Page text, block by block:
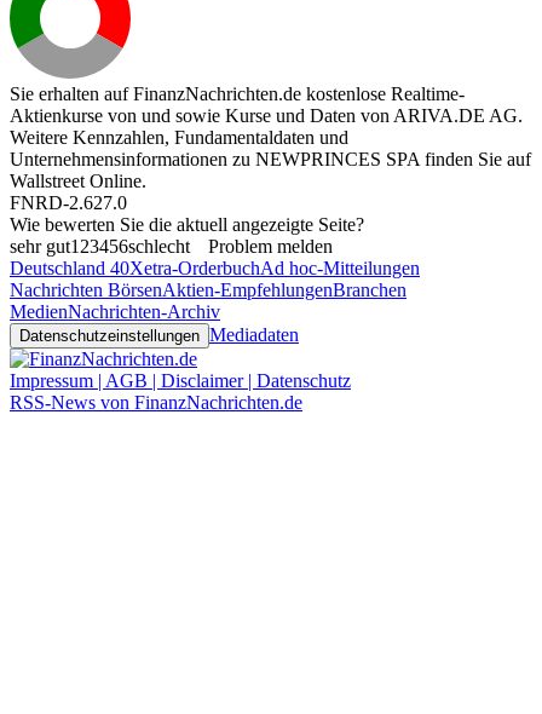
Sie erhalten auf FinanzNachrichten.de kostenlose Realtime-
Aktienkurse von und sowie Kurse und Daten von ARIVA.DE AG.
Weitere Kennzahlen, Fundamentaldaten und
Unternehmensinformationen zu NEWPRINCES SPA finden Sie auf
Wallstreet Online.
FNRD-2.627.0
Wie bewerten Sie die aktuell angezeigte Seite?
sehr gut1 23456schlecht
Problem melden
Deutschland 40Xetra-OrderbuchAd hoc-Mitteilungen
Nachrichten BörsenAktien-EmpfehlungenBranchen
MedienNachrichten-Archiv
Datenschutzeinstellungen Mediadaten
Impressum | AGB | Disclaimer | Datenschutz
RSS-News von FinanzNachrichten.de